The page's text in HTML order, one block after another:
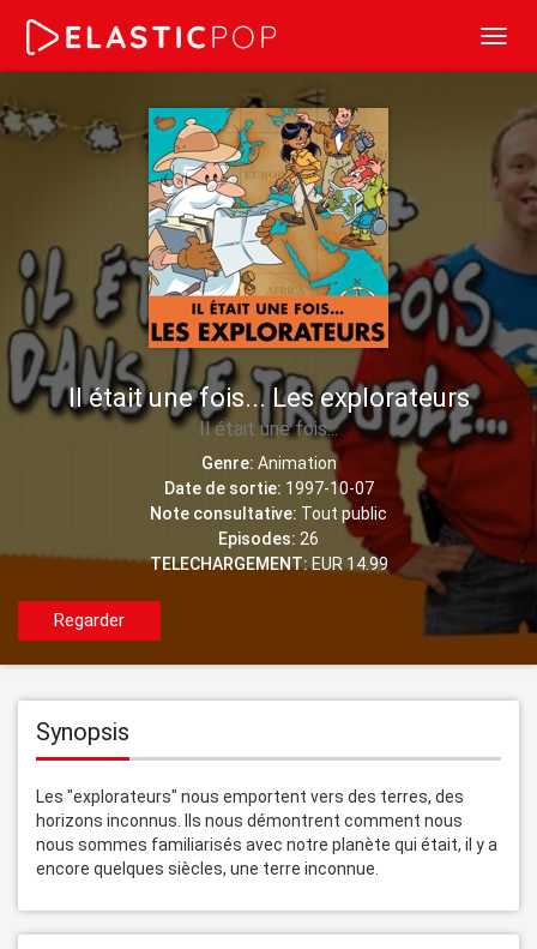
Il était une fois... Les explorateurs
Il était une fois...
Genre: Animation
Date de sortie: 1997-10-07
Note consultative: Tout public
Episodes: 26
TELECHARGEMENT:EUR 14.99
Regarder
Synopsis
Les "explorateurs" nous emportent vers des terres, des
horizons inconnus. Ils nous démontrent comment nous
nous sommes familiarisés avec notre planète qui était, il y a
encore quelques siècles, une terre inconnue.